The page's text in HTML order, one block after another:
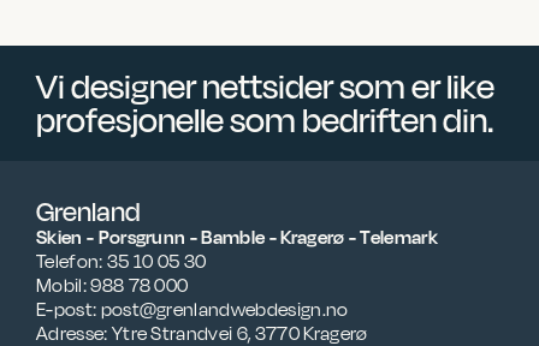
Vi designer nettsider som er like
profesjonelle som bedriften din.
Grenland
Skien - Porsgrunn - Bamble - Kragerø - Telemark
Telefon: 35 10 05 30
Mobil: 988 78 000
E-post: on.ngisedbewdnalnerg@tsop
Adresse: Ytre Strandvei 6, 3770 Kragerø